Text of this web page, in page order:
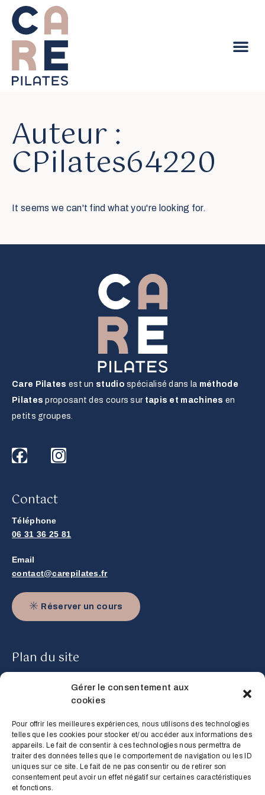
Gérer le consentement aux
cookies
Pour offrir les meilleures expériences, nous utilisons des technologies
telles que les cookies pour stocker et/ou accéder aux informations des
appareils. Le fait de consentir à ces technologies nous permettra de
traiter des données telles que le comportement de navigation ou les ID
uniques sur ce site. Le fait de ne pas consentir ou de retirer son
consentement peut avoir un effet négatif sur certaines caractéristiques
et fonctions.
Auteur :
CPilates64220
It seems we can't find what you're looking for.
Care Pilates est un studio spécialisé dans la méthode
Pilates proposant des cours sur tapis et machinesen
petits groupes.
Contact
Téléphone
06 31 36 25 81
Email
contact@carepilates.fr
Réserver un cours
Plan du site
Tarifs & Planning
À propos
Contact